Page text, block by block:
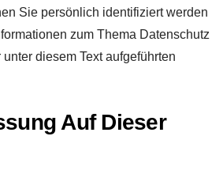
Sie persönlich identifiziert werden
zum Thema Datenschutz
diesem Text aufgeführten
Auf Dieser